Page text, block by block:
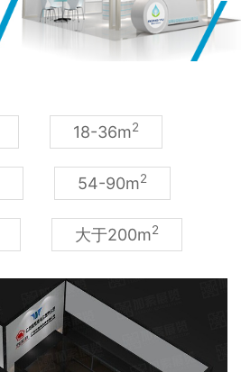
18-36m2
54-90m2
大于200m2